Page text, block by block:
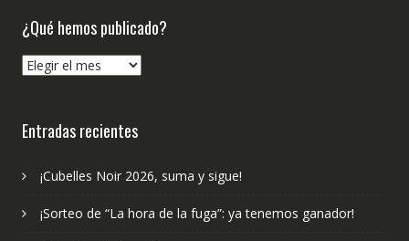
¿Qué hemos publicado?
¿Qué
Entradas recientes
¡Cubelles Noir 2026, suma y sigue!
¡Sorteo de “La hora de la fuga”: ya tenemos ganador!